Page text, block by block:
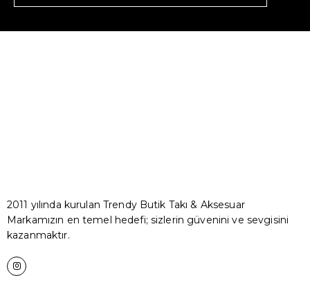
2011 yılında kurulan Trendy Butik Takı & Aksesuar
Markamızın en temel hedefi; sizlerin güvenini ve sevgisini
kazanmaktır.